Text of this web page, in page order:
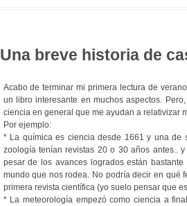
Una breve historia de
Acabo de terminar mi primera lectura de
un libro interesante en muchos aspectos.
ciencia en general que me ayudan a relativizar
Por ejemplo:
* La química es ciencia desde 1661 y una de
zoología tenían revistas 20 o 30 años antes..
pesar de los avances logrados están
mundo que nos rodea. No podría decir en qué
primera revista científica (yo suelo pensar que
* La meteorología empezó como ciencia a